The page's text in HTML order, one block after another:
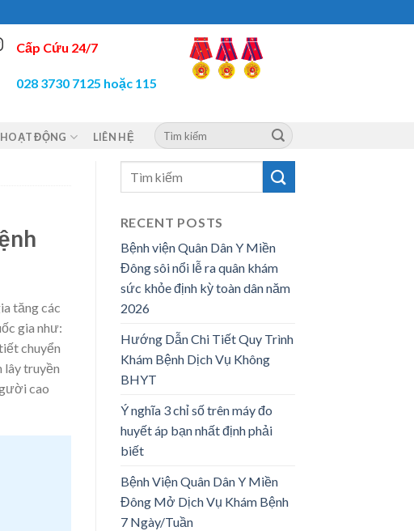
Cấp Cứu 24/7
028 3730 7125 hoặc 115
HOẠT ĐỘNG LIÊN HỆ
tăng các
gia như:
chuyển
lây truyền
cao
RECENT POSTS
Bệnh viện Quân Dân Y Miền
Đông sôi nổi lễ ra quân khám
sức khỏe định kỳ toàn dân năm
2026
Hướng Dẫn Chi Tiết Quy Trình
Khám Bệnh Dịch Vụ Không
BHYT
Ý nghĩa 3 chỉ số trên máy đo
huyết áp bạn nhất định phải
biết
Bệnh Viện Quân Dân Y Miền
Đông Mở Dịch Vụ Khám Bệnh
7 Ngày/Tuần